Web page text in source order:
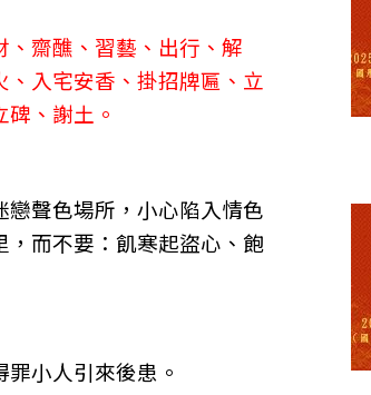
、齋醮、習藝、出行、解
入宅安香、掛招牌匾、立
、謝土。
聲色場所，小心陷入情色
而不要：飢寒起盜心、飽
小人引來後患。